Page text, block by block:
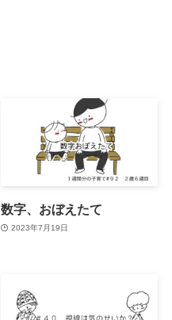
数字、おぼえたて
2023年7月19日